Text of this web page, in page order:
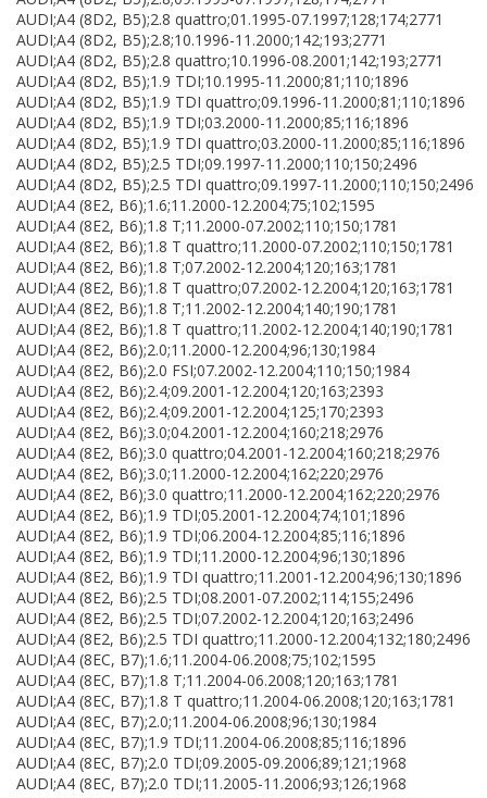
AUDI;A4 (8D2, B5);2.8 quattro;01.1995-07.1997;128;174;2771
AUDI;A4 (8D2, B5);2.8;10.1996-11.2000;142;193;2771
AUDI;A4 (8D2, B5);2.8 quattro;10.1996-08.2001;142;193;2771
AUDI;A4 (8D2, B5);1.9 TDI;10.1995-11.2000;81;110;1896
AUDI;A4 (8D2, B5);1.9 TDI quattro;09.1996-11.2000;81;110;1896
AUDI;A4 (8D2, B5);1.9 TDI;03.2000-11.2000;85;116;1896
AUDI;A4 (8D2, B5);1.9 TDI quattro;03.2000-11.2000;85;116;1896
AUDI;A4 (8D2, B5);2.5 TDI;09.1997-11.2000;110;150;2496
AUDI;A4 (8D2, B5);2.5 TDI quattro;09.1997-11.2000;110;150;2496
AUDI;A4 (8E2, B6);1.6;11.2000-12.2004;75;102;1595
AUDI;A4 (8E2, B6);1.8 T;11.2000-07.2002;110;150;1781
AUDI;A4 (8E2, B6);1.8 T quattro;11.2000-07.2002;110;150;1781
AUDI;A4 (8E2, B6);1.8 T;07.2002-12.2004;120;163;1781
AUDI;A4 (8E2, B6);1.8 T quattro;07.2002-12.2004;120;163;1781
AUDI;A4 (8E2, B6);1.8 T;11.2002-12.2004;140;190;1781
AUDI;A4 (8E2, B6);1.8 T quattro;11.2002-12.2004;140;190;1781
AUDI;A4 (8E2, B6);2.0;11.2000-12.2004;96;130;1984
AUDI;A4 (8E2, B6);2.0 FSI;07.2002-12.2004;110;150;1984
AUDI;A4 (8E2, B6);2.4;09.2001-12.2004;120;163;2393
AUDI;A4 (8E2, B6);2.4;09.2001-12.2004;125;170;2393
AUDI;A4 (8E2, B6);3.0;04.2001-12.2004;160;218;2976
AUDI;A4 (8E2, B6);3.0 quattro;04.2001-12.2004;160;218;2976
AUDI;A4 (8E2, B6);3.0;11.2000-12.2004;162;220;2976
AUDI;A4 (8E2, B6);3.0 quattro;11.2000-12.2004;162;220;2976
AUDI;A4 (8E2, B6);1.9 TDI;05.2001-12.2004;74;101;1896
AUDI;A4 (8E2, B6);1.9 TDI;06.2004-12.2004;85;116;1896
AUDI;A4 (8E2, B6);1.9 TDI;11.2000-12.2004;96;130;1896
AUDI;A4 (8E2, B6);1.9 TDI quattro;11.2001-12.2004;96;130;1896
AUDI;A4 (8E2, B6);2.5 TDI;08.2001-07.2002;114;155;2496
AUDI;A4 (8E2, B6);2.5 TDI;07.2002-12.2004;120;163;2496
AUDI;A4 (8E2, B6);2.5 TDI quattro;11.2000-12.2004;132;180;2496
AUDI;A4 (8EC, B7);1.6;11.2004-06.2008;75;102;1595
AUDI;A4 (8EC, B7);1.8 T;11.2004-06.2008;120;163;1781
AUDI;A4 (8EC, B7);1.8 T quattro;11.2004-06.2008;120;163;1781
AUDI;A4 (8EC, B7);2.0;11.2004-06.2008;96;130;1984
AUDI;A4 (8EC, B7);1.9 TDI;11.2004-06.2008;85;116;1896
AUDI;A4 (8EC, B7);2.0 TDI;09.2005-09.2006;89;121;1968
AUDI;A4 (8EC, B7);2.0 TDI;11.2005-11.2006;93;126;1968